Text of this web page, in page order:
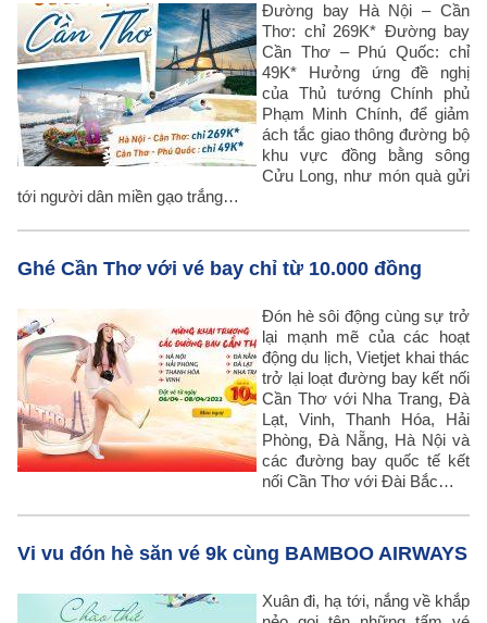
Đường bay Hà Nội – Cần
Thơ: chỉ 269K* Đường bay
Cần Thơ – Phú Quốc: chỉ
49K* Hưởng ứng đề nghị
của Thủ tướng Chính phủ
Phạm Minh Chính, để giảm
ách tắc giao thông đường bộ
khu vực đồng bằng sông
Cửu Long, như món quà gửi
tới người dân miền gạo trắng…
Ghé Cần Thơ với vé bay chỉ từ 10.000 đồng
Đón hè sôi động cùng sự trở
lại mạnh mẽ của các hoạt
động du lịch, Vietjet khai thác
trở lại loạt đường bay kết nối
Cần Thơ với Nha Trang, Đà
Lạt, Vinh, Thanh Hóa, Hải
Phòng, Đà Nẵng, Hà Nội và
các đường bay quốc tế kết
nối Cần Thơ với Đài Bắc…
Vi vu đón hè săn vé 9k cùng BAMBOO AIRWAYS
Xuân đi, hạ tới, nắng về khắp